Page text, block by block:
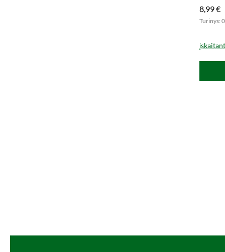
8,99 €
Turinys: